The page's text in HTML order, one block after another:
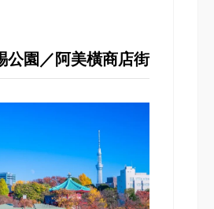
公園／阿美橫商店街